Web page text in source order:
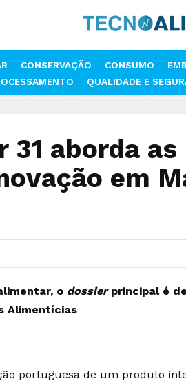
CONSERVAÇÃO CONSUMO
QUALIDADE E
REVISTA TECNOALIMENTAR
31 aborda as
em
o dossier principal é
Alimentícias
portuguesa de um produto